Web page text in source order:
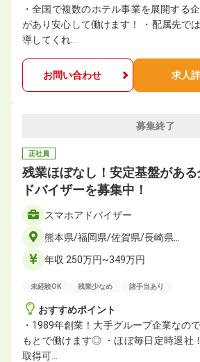
・全国で複数のホテル事業を展開する
があり安心して働けます！ ・配属先で
導してくれ…
お問い合わせ 求人
募集終了
正社員
残業ほぼなし！安定基盤があ
ドバイザーを募集中！
スマホアドバイザー
熊本県/福岡県/佐賀県/長崎県…
年収 250万円~349万円
未経験OK 残業少なめ 諸手当あり
おすすめポイント
・1989年創業！大手グループ企業なの
もとで働けます◎ ・ほぼ毎日定時退社
取得可…